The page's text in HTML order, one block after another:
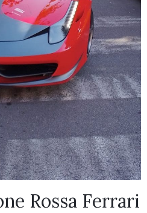
Rossa Ferrari